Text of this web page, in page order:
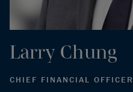
Larry Chung
CHIEF FINANCIAL OFFICER